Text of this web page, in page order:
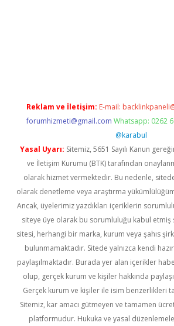
Reklam ve İletişim: E-mail:
forumhizmeti@gmail.com Whatsapp: 0262
@karabul
Yasal Uyarı: Sitemiz, 5651 Sayılı Kanun
ve İletişim Kurumu (BTK) tarafından
olarak hizmet vermektedir. Bu nedenle,
olarak denetleme veya araştırma
Ancak, üyelerimiz yazdıkları içeriklerin
siteye üye olarak bu sorumluluğu kabul etmiş
sitesi, herhangi bir marka, kurum veya şahıs
bulunmamaktadır. Sitede yalnızca kendi
paylaşılmaktadır. Burada yer alan içerikler
olup, gerçek kurum ve kişiler hakkında
Gerçek kurum ve kişiler ile isim benzerlikleri
Sitemiz, kar amacı gütmeyen ve tamamen
platformudur. Hukuka ve yasal